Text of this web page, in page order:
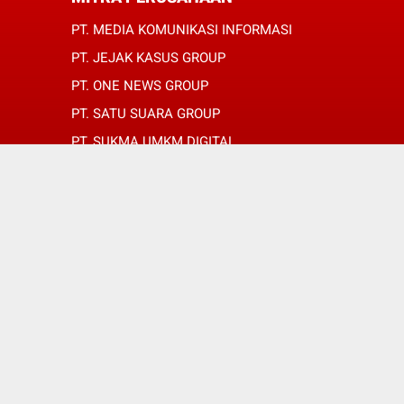
PT. MEDIA KOMUNIKASI INFORMASI
PT. JEJAK KASUS GROUP
PT. ONE NEWS GROUP
PT. SATU SUARA GROUP
PT. SUKMA UMKM DIGITAL